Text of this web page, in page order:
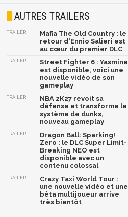
AUTRES TRAILERS
TRAILER
Mafia The Old Country : le
retour d'Ennio Salieri est
au cœur du premier DLC
TRAILER
Street Fighter 6 : Yasmine
est disponible, voici une
nouvelle vidéo de son
gameplay
TRAILER
NBA 2K27 revoit sa
défense et transforme le
système de dunks,
nouveau gameplay
TRAILER
Dragon Ball: Sparking!
Zero : le DLC Super Limit-
Breaking NEO est
disponible avec un
contenu colossal
TRAILER
Crazy Taxi World Tour :
une nouvelle vidéo et une
bêta multijoueur arrive
très bientôt